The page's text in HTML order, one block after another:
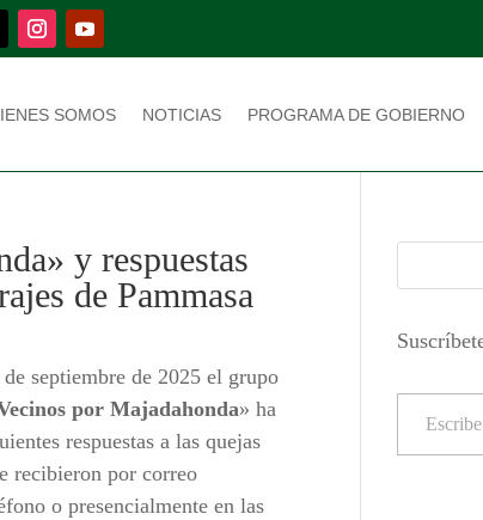
SOMOS NOTICIAS PROGRAMA DE GOBIERNO
y respuestas
de Pammasa
septiembre de 2025 el grupo
por Majadahonda» ha
respuestas a las quejas
recibieron por correo
o presencialmente en las
Escribe tu correo